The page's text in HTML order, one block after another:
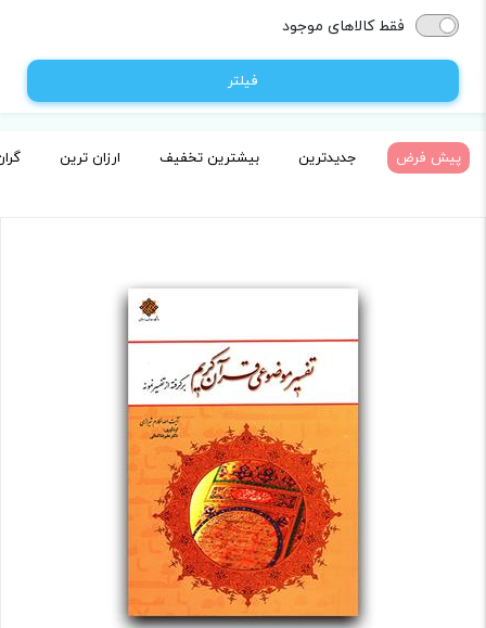
فقط کالاهای موجود
فیلتر
پیش فرض جدیدترین بیشترین تخفیف ارزان ترین